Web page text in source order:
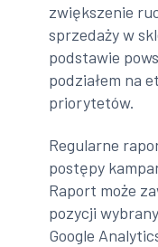
zwiększenie
sprzedaży w
podstawie
podziałem na
priorytetów.
Regularne
postępy
Raport może
pozycji
Google